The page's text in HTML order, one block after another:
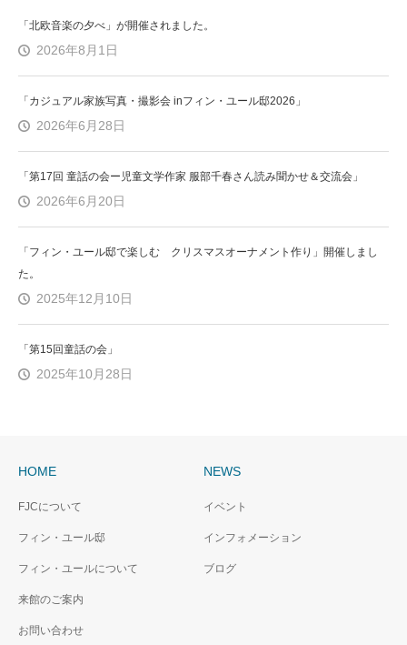
「北欧音楽の夕べ」が開催されました。
2026年8月1日
「カジュアル家族写真・撮影会 inフィン・ユール邸2026」
2026年6月28日
「第17回 童話の会ー児童文学作家 服部千春さん読み聞かせ＆交流会」
2026年6月20日
「フィン・ユール邸で楽しむ クリスマスオーナメント作り」開催しまし
た。
2025年12月10日
「第15回童話の会」
2025年10月28日
HOME
FJCについて
フィン・ユール邸
フィン・ユールについて
来館のご案内
お問い合わせ
NEWS
イベント
インフォメーション
ブログ